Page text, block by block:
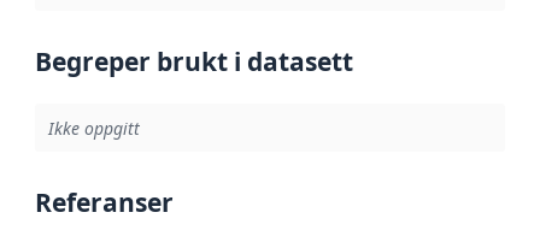
Begreper brukt i datasett
Ikke oppgitt
Referanser